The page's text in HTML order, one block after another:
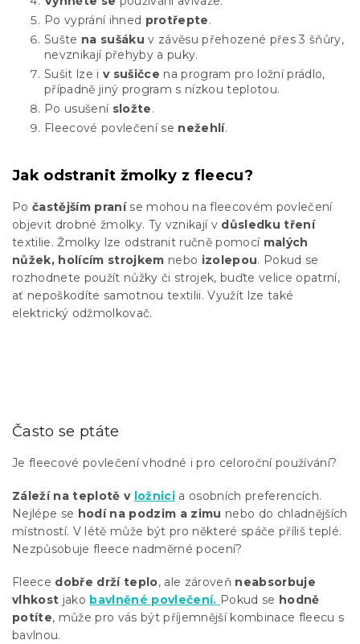
Po vyprání ihned protřepte.
Sušte na sušáku v závěsu přehozené přes 3 šňůry,
nevznikají přehyby a puky.
Sušit lze i v sušičce na program pro ložní prádlo,
případně jiný program s nízkou teplotou.
Po usušení složte.
Fleecové povlečení se nežehlí.
Jak odstranit žmolky z fleecu?
Po častějším praníse mohou na fleecovém povlečení
objevit drobné žmolky. Ty vznikají v důsledku tření
textilie. Žmolky lze odstranit ručně pomocí malých
nůžek, holícím strojkem nebo izolepou. Pokud se
rozhodnete použít nůžky či strojek, buďte velice opatrní,
ať nepoškodíte samotnou textilii. Využít lze také
elektrický odžmolkovač.
Často se ptáte
Je fleecové povlečení vhodné i pro celoroční používání?
Záleží na teplotě v ložnici a osobních preferencích.
Nejlépe se hodí na podzim a zimu nebo do chladnějších
místností. V létě může být pro některé spáče příliš teplé.
Nezpůsobuje fleece nadměrné pocení?
Fleece dobře drží teplo, ale zároveň neabsorbuje
vlhkost jako bavlněné povlečení. Pokud se hodně
potíte, může pro vás být příjemnější kombinace fleecu s
bavlnou.